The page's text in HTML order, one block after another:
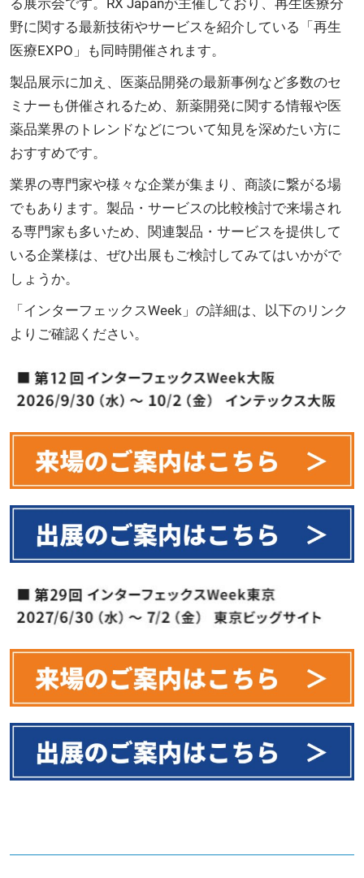
野に関する最新技術やサービスを紹介している「再生
医療EXPO」も同時開催されます。
製品展示に加え、医薬品開発の最新事例など多数のセ
ミナーも併催されるため、新薬開発に関する情報や医
薬品業界のトレンドなどについて知見を深めたい方に
おすすめです。
業界の専門家や様々な企業が集まり、商談に繋がる場
でもあります。製品・サービスの比較検討で来場され
る専門家も多いため、関連製品・サービスを提供して
いる企業様は、ぜひ出展もご検討してみてはいかがで
しょうか。
「インターフェックスWeek」の詳細は、以下のリンク
よりご確認ください。